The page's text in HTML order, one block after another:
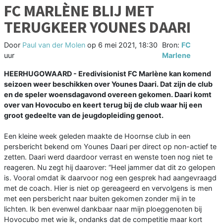
FC MARLÈNE BLIJ MET
TERUGKEER YOUNES DAARI
Door Paul van der Molen op 6 mei 2021, 18:30
uur
Bron: FC
Marlene
HEERHUGOWAARD - Eredivisionist FC Marlène kan komend
seizoen weer beschikken over Younes Daari. Dat zijn de club
en de speler woensdagavond overeen gekomen. Daari komt
over van Hovocubo en keert terug bij de club waar hij een
groot gedeelte van de jeugdopleiding genoot.
Een kleine week geleden maakte de Hoornse club in een
persbericht bekend om Younes Daari per direct op non-actief te
zetten. Daari werd daardoor verrast en wenste toen nog niet te
reageren. Nu zegt hij daarover: “Heel jammer dat dit zo gelopen
is. Vooral omdat ik daarvoor nog een gesprek had aangevraagd
met de coach. Hier is niet op gereageerd en vervolgens is men
met een persbericht naar buiten gekomen zonder mij in te
lichten. Ik ben evenwel dankbaar naar mijn ploeggenoten bij
Hovocubo met wie ik, ondanks dat de competitie maar kort